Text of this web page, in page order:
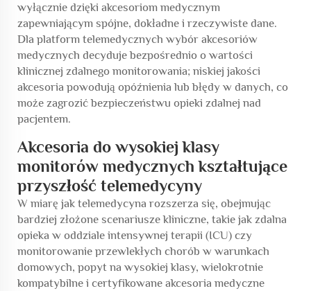
wyłącznie dzięki akcesoriom medycznym
zapewniającym spójne, dokładne i rzeczywiste dane.
Dla platform telemedycznych wybór akcesoriów
medycznych decyduje bezpośrednio o wartości
klinicznej zdalnego monitorowania; niskiej jakości
akcesoria powodują opóźnienia lub błędy w danych, co
może zagrozić bezpieczeństwu opieki zdalnej nad
pacjentem.
Akcesoria do wysokiej klasy
monitorów medycznych kształtujące
przyszłość telemedycyny
W miarę jak telemedycyna rozszerza się, obejmując
bardziej złożone scenariusze kliniczne, takie jak zdalna
opieka w oddziale intensywnej terapii (ICU) czy
monitorowanie przewlekłych chorób w warunkach
domowych, popyt na wysokiej klasy, wielokrotnie
kompatybilne i certyfikowane akcesoria medyczne